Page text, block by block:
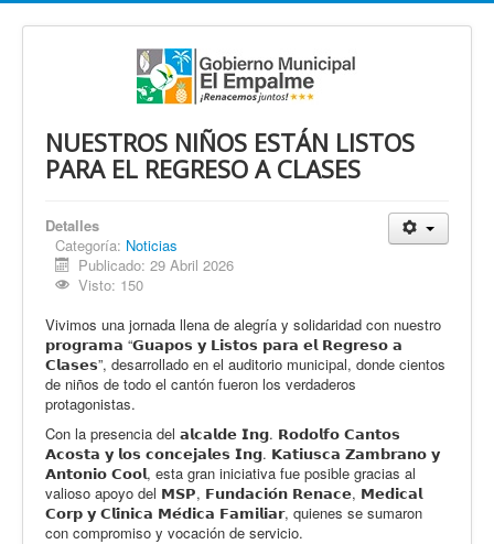
NUESTROS NIÑOS ESTÁN LISTOS
PARA EL REGRESO A CLASES
Detalles
Categoría: Noticias
Publicado: 29 Abril 2026
Visto: 150
Vivimos una jornada llena de alegría y solidaridad con nuestro
𝗽𝗿𝗼𝗴𝗿𝗮𝗺𝗮 “𝗚𝘂𝗮𝗽𝗼𝘀 𝘆 𝗟𝗶𝘀𝘁𝗼𝘀 𝗽𝗮𝗿𝗮 𝗲𝗹 𝗥𝗲𝗴𝗿𝗲𝘀𝗼 𝗮
𝗖𝗹𝗮𝘀𝗲𝘀”, desarrollado en el auditorio municipal, donde cientos
de niños de todo el cantón fueron los verdaderos
protagonistas.
Con la presencia del 𝗮𝗹𝗰𝗮𝗹𝗱𝗲 𝗜𝗻𝗴. 𝗥𝗼𝗱𝗼𝗹𝗳𝗼 𝗖𝗮𝗻𝘁𝗼𝘀
𝗔𝗰𝗼𝘀𝘁𝗮 𝘆 𝗹𝗼𝘀 𝗰𝗼𝗻𝗰𝗲𝗷𝗮𝗹𝗲𝘀 𝗜𝗻𝗴. 𝗞𝗮𝘁𝗶𝘂𝘀𝗰𝗮 𝗭𝗮𝗺𝗯𝗿𝗮𝗻𝗼 𝘆
𝗔𝗻𝘁𝗼𝗻𝗶𝗼 𝗖𝗼𝗼𝗹, esta gran iniciativa fue posible gracias al
valioso apoyo del 𝗠𝗦𝗣, 𝗙𝘂𝗻𝗱𝗮𝗰𝗶𝗼́𝗻 𝗥𝗲𝗻𝗮𝗰𝗲, 𝗠𝗲𝗱𝗶𝗰𝗮𝗹
𝗖𝗼𝗿𝗽 𝘆 𝗖𝗹𝗶́𝗻𝗶𝗰𝗮 𝗠𝗲́𝗱𝗶𝗰𝗮 𝗙𝗮𝗺𝗶𝗹𝗶𝗮𝗿, quienes se sumaron
con compromiso y vocación de servicio.